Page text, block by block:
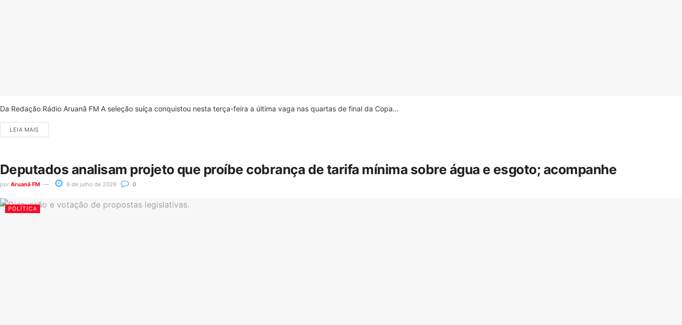
Da Redação Rádio Aruanã FM A seleção suíça conquistou nesta terça-feira a última vaga nas quartas de final da Copa...
LEIA MAIS
Deputados analisam projeto que proíbe cobrança de tarifa mínima sobre água e esgoto; acompanhe
por Aruanã FM 8 de julho de 2026 0
POLÍTICA